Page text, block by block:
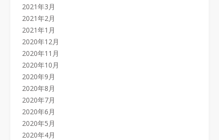
2021年3月
2021年2月
2021年1月
2020年12月
2020年11月
2020年10月
2020年9月
2020年8月
2020年7月
2020年6月
2020年5月
2020年4月